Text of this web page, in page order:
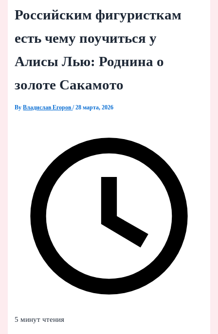
Российским фигуристкам
есть чему поучиться у
Алисы Лью: Роднина о
золоте Сакамото
ByВладислав Егоров/28 марта, 2026
5 минут чтения